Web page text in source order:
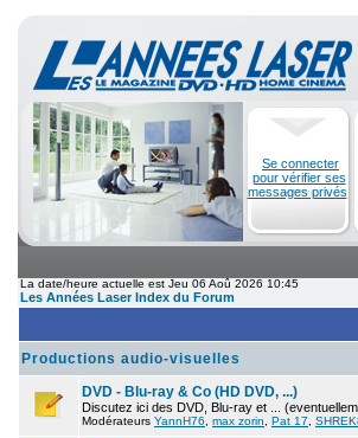
Se connecter
pour vérifier ses
messages privés
La date/heure actuelle est Jeu 06 Aoû 2026 10:45
Les Années Laser Index du Forum
Productions audio-visuelles
DVD - Blu-ray & Co (HD DVD, ...)
Discutez ici des DVD, Blu-ray et ...
Modérateurs YannH76 max zorin Pat 17